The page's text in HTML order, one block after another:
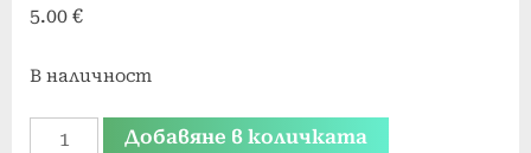
5.00 €
В наличност
количествоДобавяне в количката